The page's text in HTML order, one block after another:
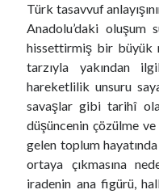
Türk tasavvuf
Anadolu’daki oluşum
hissettirmiş bir büyük
tarzıyla yakından
hareketlilik unsuru
savaşlar gibi tarihî
düşüncenin çözülme
gelen toplum
ortaya çıkmasına
iradenin ana figürü,